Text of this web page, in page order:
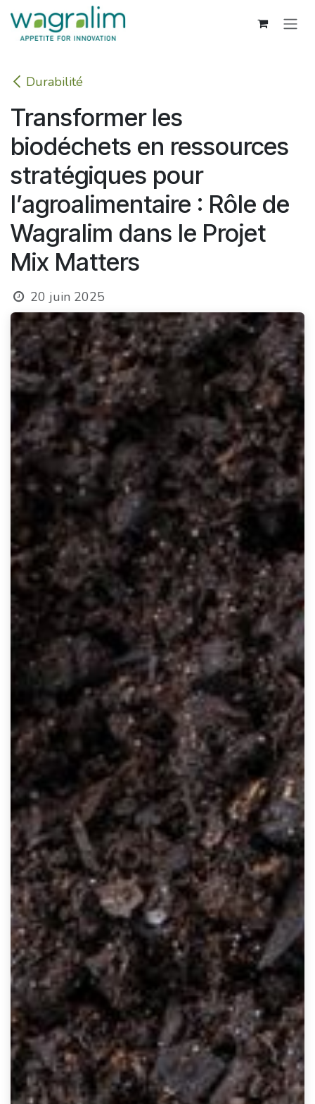
Se rendre au contenu
Durabilité
Transformer les
biodéchets en ressources
stratégiques pour
l’agroalimentaire : Rôle de
Wagralim dans le Projet
Mix Matters
20 juin 2025